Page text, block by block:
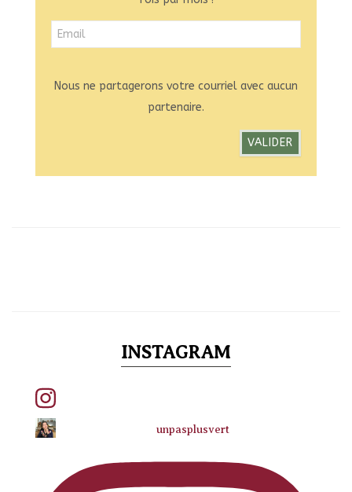
Nous ne partagerons votre courriel avec aucun
partenaire.
INSTAGRAM
unpasplusvert